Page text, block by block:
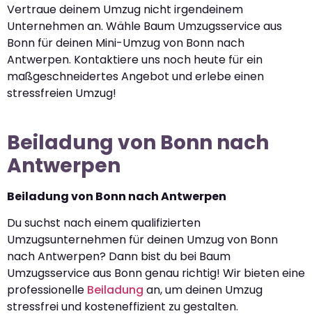
Vertraue deinem Umzug nicht irgendeinem
Unternehmen an. Wähle Baum Umzugsservice aus
Bonn für deinen Mini-Umzug von Bonn nach
Antwerpen. Kontaktiere uns noch heute für ein
maßgeschneidertes Angebot und erlebe einen
stressfreien Umzug!
Beiladung von Bonn nach
Antwerpen
Beiladung von Bonn nach Antwerpen
Du suchst nach einem qualifizierten
Umzugsunternehmen für deinen Umzug von Bonn
nach Antwerpen? Dann bist du bei Baum
Umzugsservice aus Bonn genau richtig! Wir bieten eine
professionelle Beiladung an, um deinen Umzug
stressfrei und kosteneffizient zu gestalten.